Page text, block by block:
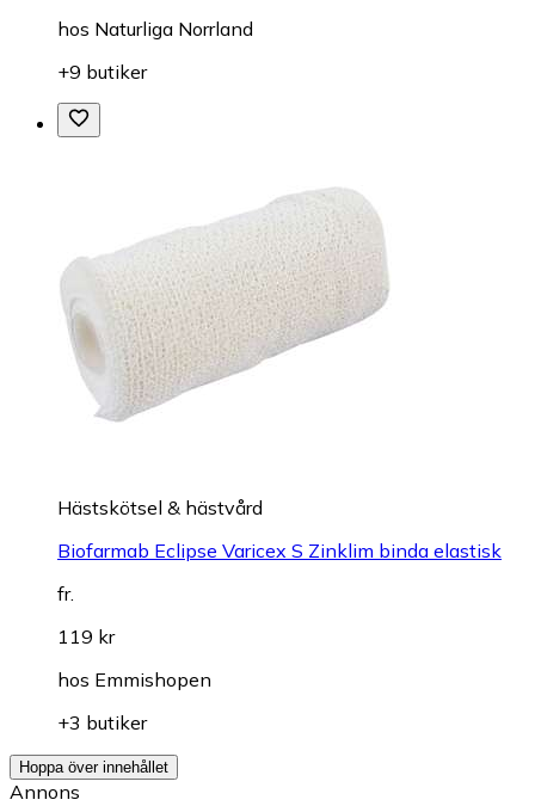
hos Naturliga Norrland
+9 butiker
Hästskötsel & hästvård
Biofarmab Eclipse Varicex S Zinklim binda elastisk
fr.
119 kr
hos Emmishopen
+3 butiker
Hoppa över innehållet
Annons